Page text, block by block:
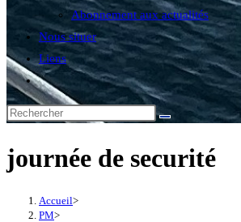
Abonnement aux actualités
Nous situer
Liens
Toggle
website
search
journée de securité
Accueil>
PM>